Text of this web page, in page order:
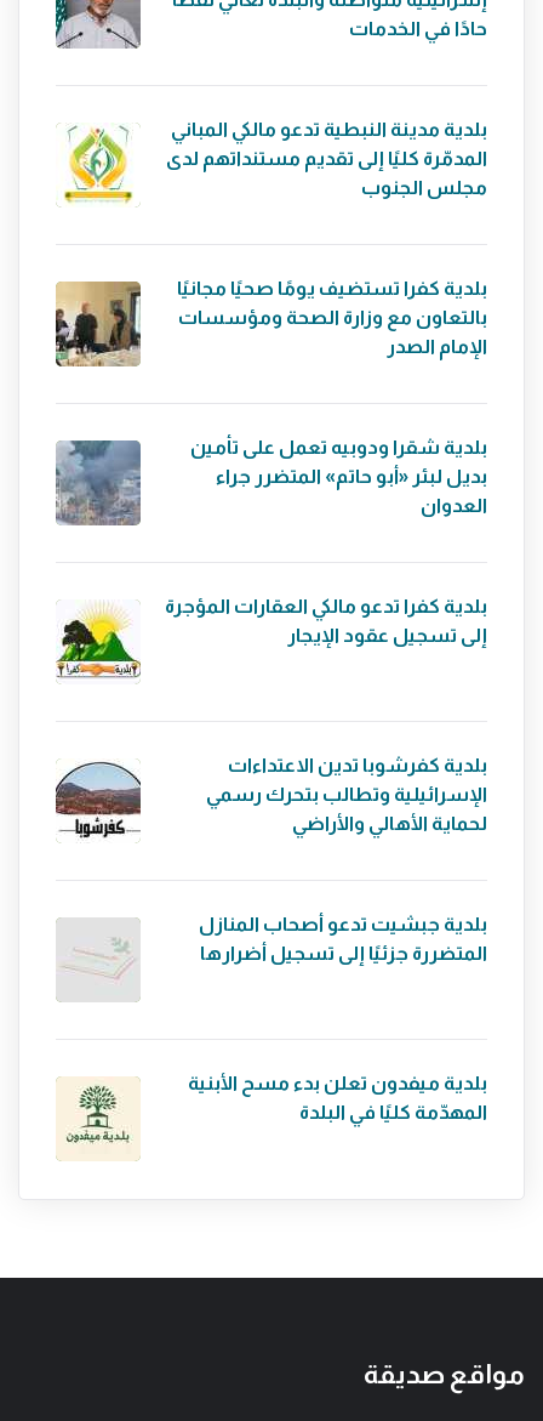
حادًا في الخدمات
بلدية مدينة النبطية تدعو مالكي المباني
المدمّرة كليًا إلى تقديم مستنداتهم لدى
مجلس الجنوب
بلدية كفرا تستضيف يومًا صحيًا مجانيًا
بالتعاون مع وزارة الصحة ومؤسسات
الإمام الصدر
بلدية شقرا ودوبيه تعمل على تأمين
بديل لبئر «أبو حاتم» المتضرر جراء
العدوان
بلدية كفرا تدعو مالكي العقارات المؤجرة
إلى تسجيل عقود الإيجار
بلدية كفرشوبا تدين الاعتداءات
الإسرائيلية وتطالب بتحرك رسمي
لحماية الأهالي والأراضي
بلدية جبشيت تدعو أصحاب المنازل
المتضررة جزئيًا إلى تسجيل أضرارها
بلدية ميفدون تعلن بدء مسح الأبنية
المهدّمة كليًا في البلدة
مواقع صديقة